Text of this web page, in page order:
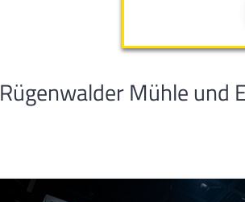
Rügenwalder Mühle und